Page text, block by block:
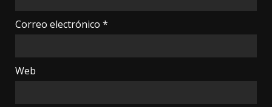
Correo electrónico *
Web